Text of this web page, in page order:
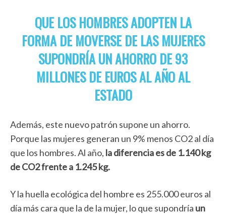
QUE LOS HOMBRES ADOPTEN LA
FORMA DE MOVERSE DE LAS MUJERES
SUPONDRÍA UN AHORRO DE 93
MILLONES DE EUROS AL AÑO AL
ESTADO
Además, este nuevo patrón supone un ahorro.
Porque las mujeres generan un 9% menos CO2 al día
que los hombres. Al año, la diferencia es de 1.140 kg
de CO2 frente a 1.245 kg.
Y la huella ecológica del hombre es 255.000 euros al
día más cara que la de la mujer, lo que supondría un